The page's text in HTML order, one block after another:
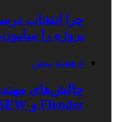
چرا انتخاب
پروژه را
4 هفته پیش
چالش‌های
Flender و SEW تا تولیدکنندگان تخصصی ایرانی